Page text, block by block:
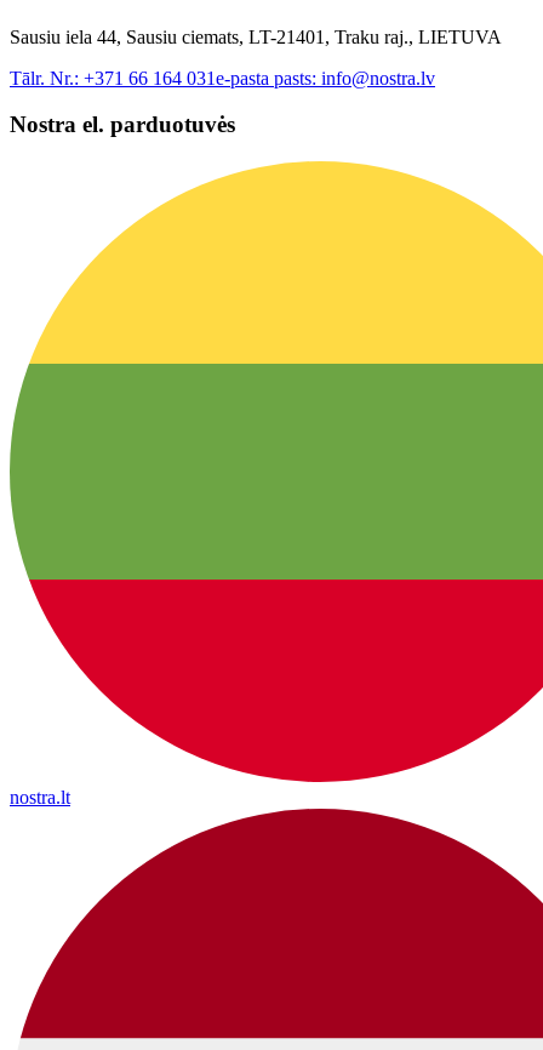
Sausiu iela 44, Sausiu ciemats, LT-21401, Traku raj., LIETUVA
Tālr. Nr.: +371 66 164 031e-pasta pasts: info@nostra.lv
Nostra el. parduotuvės
nostra.lt